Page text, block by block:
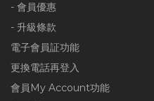
- 會員優惠
- 升級條款
電子會員証功能
更換電話再登入
會員My Account功能